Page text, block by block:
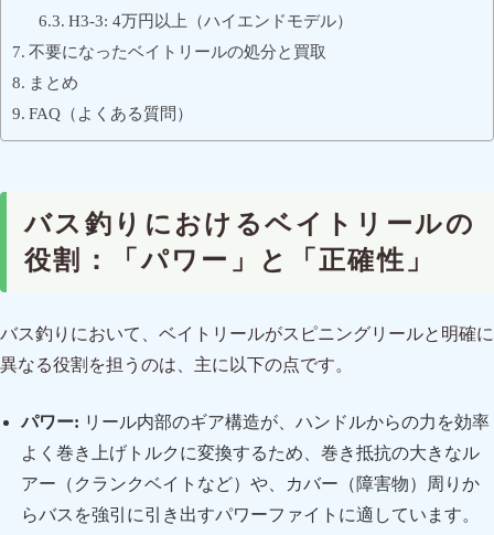
H3-3: 4万円以上（ハイエンドモデル）
不要になったベイトリールの処分と買取
まとめ
FAQ（よくある質問）
バス釣りにおけるベイトリールの
役割：「パワー」と「正確性」
バス釣りにおいて、ベイトリールがスピニングリールと明確に
異なる役割を担うのは、主に以下の点です。
パワー: リール内部のギア構造が、ハンドルからの力を効率
よく巻き上げトルクに変換するため、巻き抵抗の大きなル
アー（クランクベイトなど）や、カバー（障害物）周りか
らバスを強引に引き出すパワーファイトに適しています。